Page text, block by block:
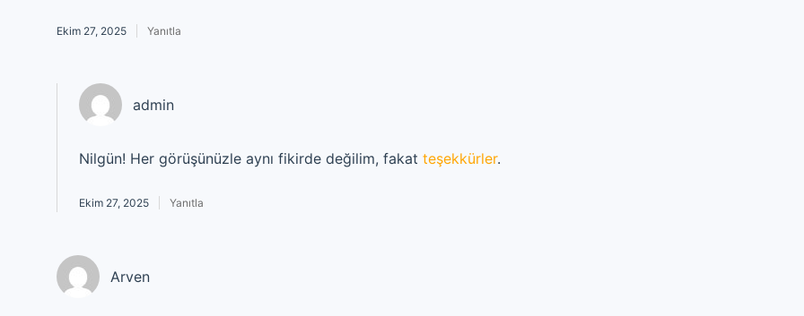
Ekim 27, 2025 Yanıtla
admin
Nilgün! Her görüşünüzle aynı fikirde değilim, fakat teşekkürler.
Ekim 27, 2025 Yanıtla
Arven